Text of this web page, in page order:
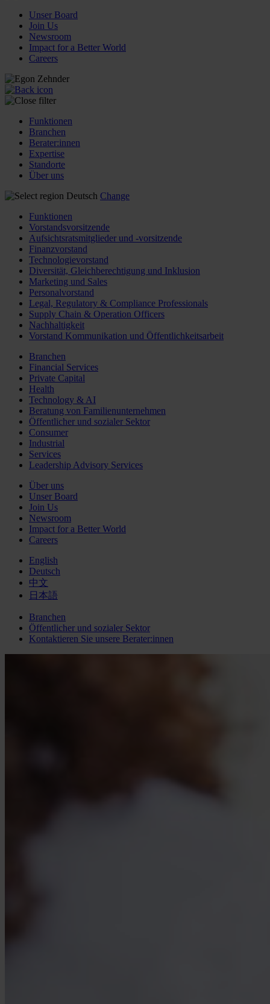
Unser Board
Join Us
Newsroom
Impact for a Better World
Careers
Funktionen
Branchen
Berater:innen
Expertise
Standorte
Über uns
Deutsch Change
Funktionen
Vorstandsvorsitzende
Aufsichtsratsmitglieder und -vorsitzende
Finanzvorstand
Technologievorstand
Diversität, Gleichberechtigung und Inklusion
Marketing und Sales
Personalvorstand
Legal, Regulatory & Compliance Professionals
Supply Chain & Operation Officers
Nachhaltigkeit
Vorstand Kommunikation und Öffentlichkeitsarbeit
Branchen
Financial Services
Private Capital
Health
Technology & AI
Beratung von Familienunternehmen
Öffentlicher und sozialer Sektor
Consumer
Industrial
Services
Leadership Advisory Services
Über uns
Unser Board
Join Us
Newsroom
Impact for a Better World
Careers
English
Deutsch
中文
日本語
Branchen
Öffentlicher und sozialer Sektor
Kontaktieren Sie unsere Berater:innen